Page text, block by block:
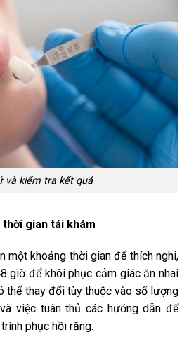
và kiểm tra kết quả
thời gian tái khám
một khoảng thời gian để thích nghi,
giờ để khôi phục cảm giác ăn nhai
thể thay đổi tùy thuộc vào số lượng
việc tuân thủ các hướng dẫn để
phục hồi răng.